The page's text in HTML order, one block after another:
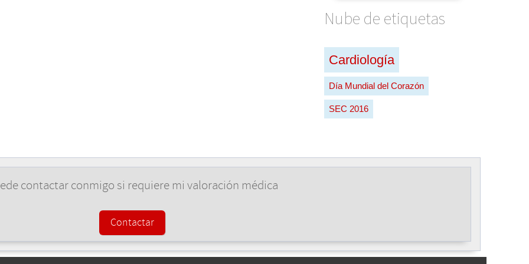
Nube de etiquetas
Cardiología
Día Mundial del Corazón
SEC 2016
contactar conmigo si requiere mi valoración médica
Contactar